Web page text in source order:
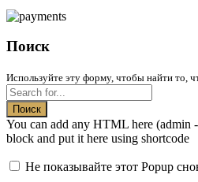
Поиск
Используйте эту форму, чтобы найти то,
Поиск
You can add any HTML here (admin
block and put it here using shortcode
Не показывайте этот Popup